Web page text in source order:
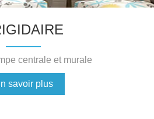
centrale et murale
savoir plus